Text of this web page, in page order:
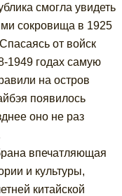
смогла увидеть
сокровища в 1925
от войск
1949 годах самую
на остров
появилось
оно не раз
впечатляющая
и культуры,
китайской